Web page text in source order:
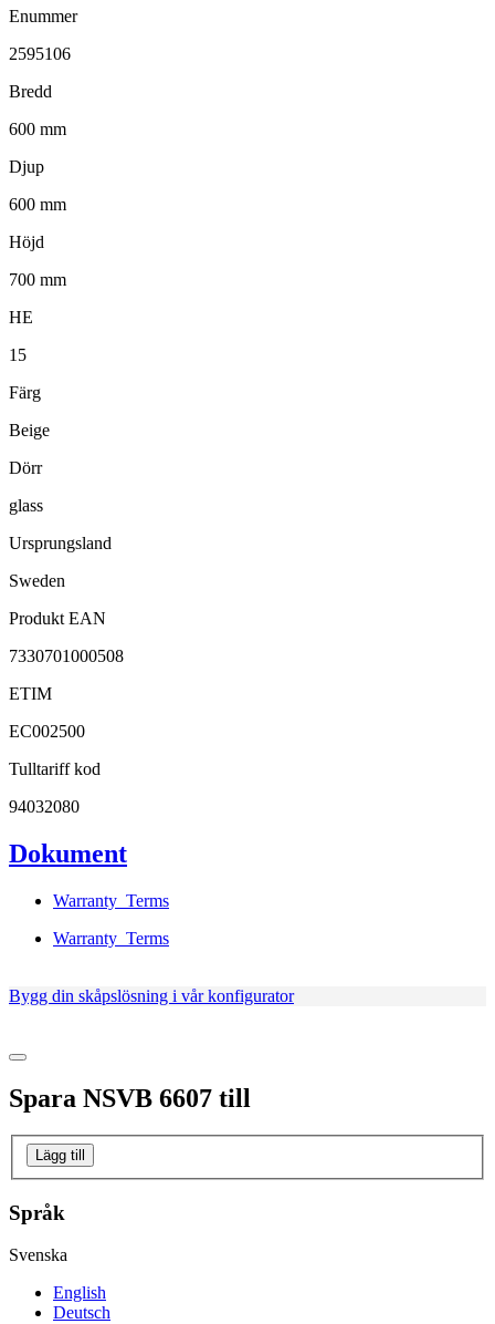
Enummer
2595106
Bredd
600 mm
Djup
600 mm
Höjd
700 mm
HE
15
Färg
Beige
Dörr
glass
Ursprungsland
Sweden
Produkt EAN
7330701000508
ETIM
EC002500
Tulltariff kod
94032080
Dokument
Warranty_Terms
Warranty_Terms
Bygg din skåpslösning i vår konfigurator
Spara NSVB 6607 till
Lägg till
Språk
Svenska
English
Deutsch